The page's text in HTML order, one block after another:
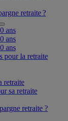
retraite ?
ans
ans
ans
pour la retraite
retraite
sa retraite
retraite ?